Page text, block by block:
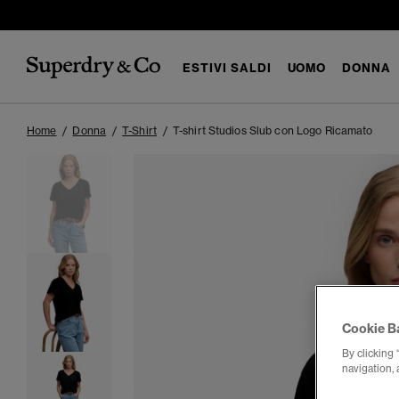
ESTIVI SALDI UOMO DONNA
Home Donna T-Shirt T-shirt Studios Slub con Logo Ricamato
Cookie
By clicking
navigation,